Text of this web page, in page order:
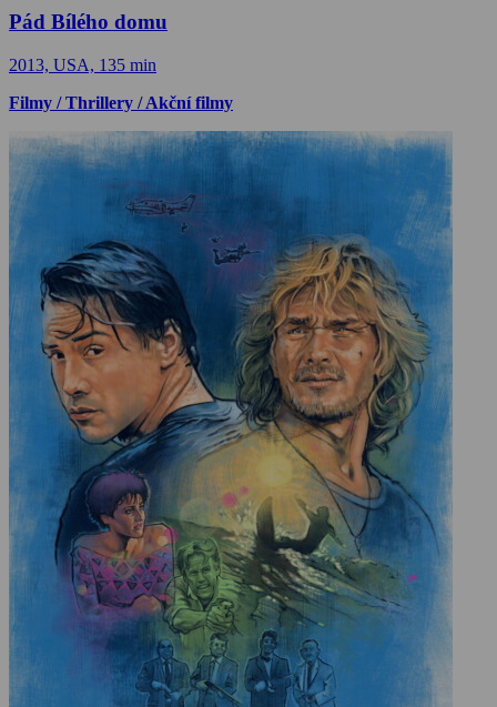
Pád Bílého domu
2013, USA, 135 min
Filmy / Thrillery / Akční filmy